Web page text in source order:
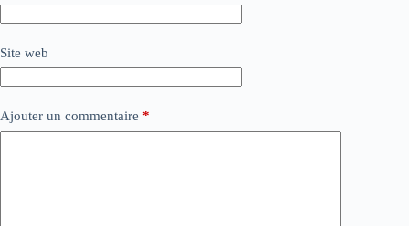
Site web
Ajouter un commentaire *